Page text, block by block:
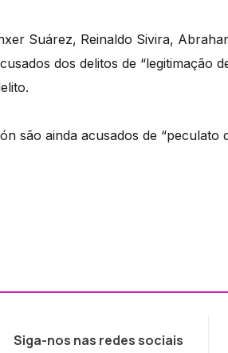
Suárez, Reinaldo Sivira,
dos delitos de “legitimação
são ainda acusados de “peculato
Siga-nos nas redes sociais